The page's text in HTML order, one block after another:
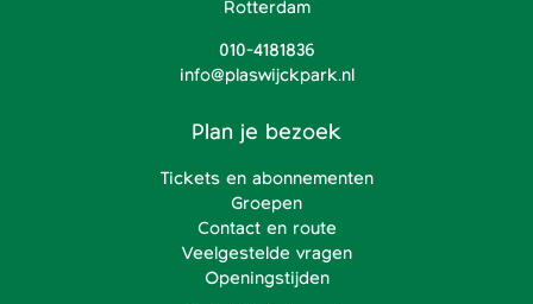
Rotterdam
010-4181836
info@plaswijckpark.nl
Plan je bezoek
Tickets en abonnementen
Groepen
Contact en route
Veelgestelde vragen
Openingstijden